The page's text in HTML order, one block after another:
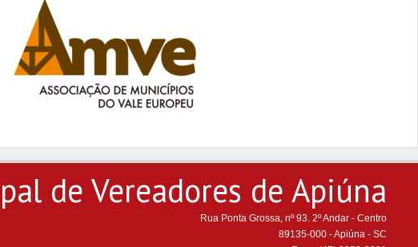
de Vereadores de Apiúna
Rua Ponta Grossa, nº 93. 2º Andar - Centro
89135-000 - Apiúna - SC